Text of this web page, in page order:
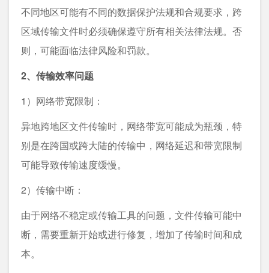
不同地区可能有不同的数据保护法规和合规要求，跨
区域传输文件时必须确保遵守所有相关法律法规。否
则，可能面临法律风险和罚款。
2、传输效率问题
1）网络带宽限制：
异地跨地区文件传输时，网络带宽可能成为瓶颈，特
别是在跨国或跨大陆的传输中，网络延迟和带宽限制
可能导致传输速度缓慢。
2）传输中断：
由于网络不稳定或传输工具的问题，文件传输可能中
断，需要重新开始或进行修复，增加了传输时间和成
本。